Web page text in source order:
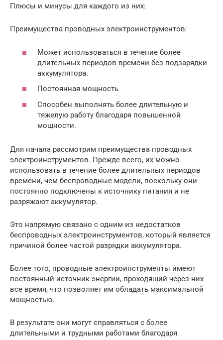
Плюсы и минусы для каждого из них:
Преимущества проводных электроинструментов:
Может использоваться в течение более
длительных периодов времени без подзарядки
аккумулятора.
Постоянная мощность
Способен выполнять более длительную и
тяжелую работу благодаря повышенной
мощности.
Для начала рассмотрим преимущества проводных
электроинструментов. Прежде всего, их можно
использовать в течение более длительных периодов
времени, чем беспроводные модели, поскольку они
постоянно подключены к источнику питания и не
разряжают аккумулятор.
Это напрямую связано с одним из недостатков
беспроводных электроинструментов, который является
причиной более частой разрядки аккумулятора.
Более того, проводные электроинструменты имеют
постоянный источник энергии, проходящий через них
все время, что позволяет им обладать максимальной
мощностью.
В результате они могут справляться с более
длительными и трудными работами благодаря